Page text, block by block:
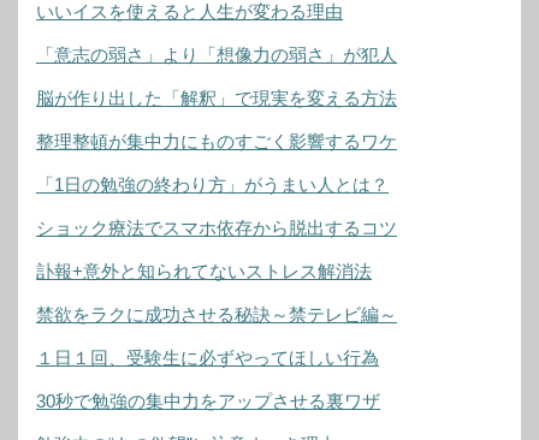
いいイスを使えると人生が変わる理由
「意志の弱さ」より「想像力の弱さ」が犯人
脳が作り出した「解釈」で現実を変える方法
整理整頓が集中力にものすごく影響するワケ
「1日の勉強の終わり方」がうまい人とは？
ショック療法でスマホ依存から脱出するコツ
訃報+意外と知られてないストレス解消法
禁欲をラクに成功させる秘訣～禁テレビ編～
１日１回、受験生に必ずやってほしい行為
30秒で勉強の集中力をアップさせる裏ワザ